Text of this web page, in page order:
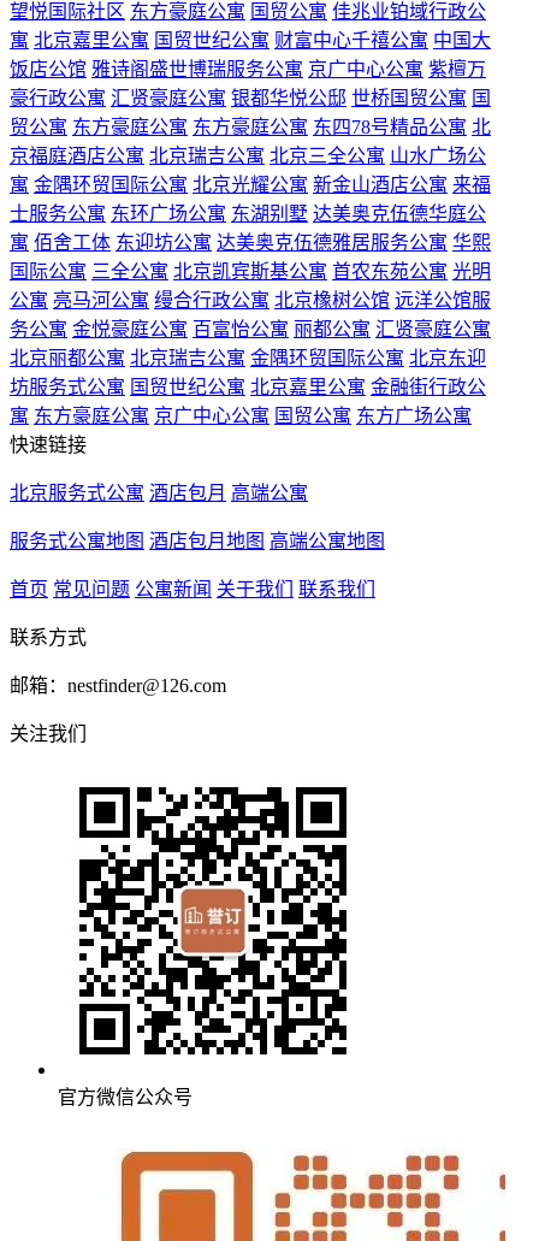
望悦国际社区 东方豪庭公寓 国贸公寓 佳兆业铂域行政公
寓 北京嘉里公寓 国贸世纪公寓 财富中心千禧公寓 中国大
饭店公馆 雅诗阁盛世博瑞服务公寓 京广中心公寓 紫檀万
豪行政公寓 汇贤豪庭公寓 银都华悦公邸 世桥国贸公寓 国
贸公寓 东方豪庭公寓 东方豪庭公寓 东四78号精品公寓 北
京福庭酒店公寓 北京瑞吉公寓 北京三全公寓 山水广场公
寓 金隅环贸国际公寓 北京光耀公寓 新金山酒店公寓 来福
士服务公寓 东环广场公寓 东湖别墅 达美奥克伍德华庭公
寓 佰舍工体 东迎坊公寓 达美奥克伍德雅居服务公寓 华熙
国际公寓 三全公寓 北京凯宾斯基公寓 首农东苑公寓 光明
公寓 亮马河公寓 缦合行政公寓 北京橡树公馆 远洋公馆服
务公寓 金悦豪庭公寓 百富怡公寓 丽都公寓 汇贤豪庭公寓
北京丽都公寓 北京瑞吉公寓 金隅环贸国际公寓 北京东迎
坊服务式公寓 国贸世纪公寓 北京嘉里公寓 金融街行政公
寓 东方豪庭公寓 京广中心公寓 国贸公寓 东方广场公寓
快速链接
北京服务式公寓 酒店包月 高端公寓
服务式公寓地图 酒店包月地图 高端公寓地图
首页 常见问题 公寓新闻 关于我们 联系我们
联系方式
邮箱：nestfinder@126.com
关注我们
官方微信公众号